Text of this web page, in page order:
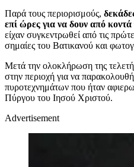
Παρά τους περιορισμούς,
επί ώρες για να δουν από
είχαν συγκεντρωθεί από τις
σημαίες του Βατικανού και
Μετά την ολοκλήρωση της
στην περιοχή για να
πυροτεχνημάτων που ήταν
Πύργου του Ιησού Χριστού.
Advertisement